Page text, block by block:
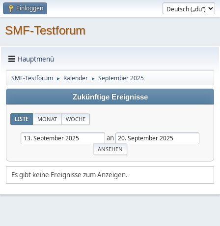
Einloggen
SMF-Testforum
Hauptmenü
SMF-Testforum ► Kalender ► September 2025
Zukünftige Ereignisse
LISTE MONAT WOCHE
an
Es gibt keine Ereignisse zum Anzeigen.